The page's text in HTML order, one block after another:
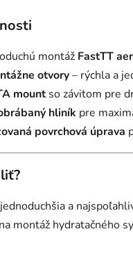
montáž FastTT
otvory– rýchla a
mountso závitom pre
hliník pre
povrchová úprava
a
montáž hydratačného